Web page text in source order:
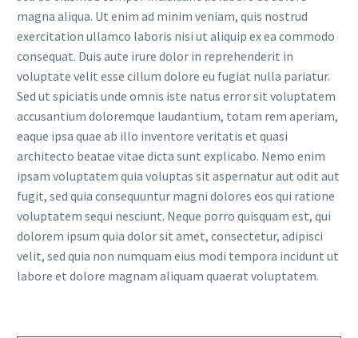
magna aliqua. Ut enim ad minim veniam, quis nostrud
exercitation ullamco laboris nisi ut aliquip ex ea commodo
consequat. Duis aute irure dolor in reprehenderit in
voluptate velit esse cillum dolore eu fugiat nulla pariatur.
Sed ut spiciatis unde omnis iste natus error sit voluptatem
accusantium doloremque laudantium, totam rem aperiam,
eaque ipsa quae ab illo inventore veritatis et quasi
architecto beatae vitae dicta sunt explicabo. Nemo enim
ipsam voluptatem quia voluptas sit aspernatur aut odit aut
fugit, sed quia consequuntur magni dolores eos qui ratione
voluptatem sequi nesciunt. Neque porro quisquam est, qui
dolorem ipsum quia dolor sit amet, consectetur, adipisci
velit, sed quia non numquam eius modi tempora incidunt ut
labore et dolore magnam aliquam quaerat voluptatem.